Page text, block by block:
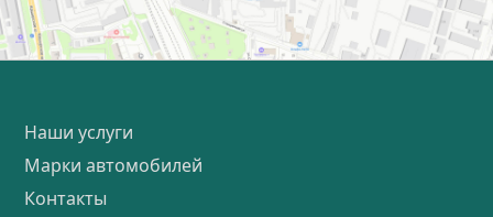
Наши услуги
Марки автомобилей
Контакты